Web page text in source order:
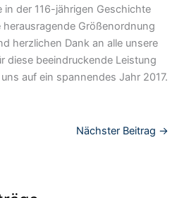
in der 116-jährigen Geschichte
Größenordnung
herzlichen Dank an alle unsere
diese beeindruckende Leistung
auf ein spannendes Jahr 2017.
Nächster Beitrag →